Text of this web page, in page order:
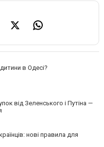
в Одесі?
від Зеленського і Путіна —
нові правила для